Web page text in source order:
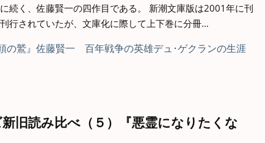
続く、佐藤賢一の四作目である。 新潮文庫版は2001年に刊
行されていたが、文庫化に際して上下巻に分冊…
旧読み比べ（５）『悪霊になりたくな